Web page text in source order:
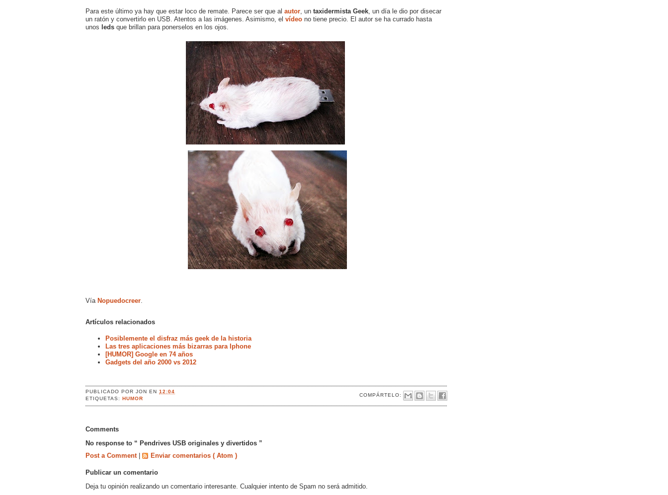
Para este último ya hay que estar loco de remate. Parece ser que al autor , un taxidermista Geek , un día le dio por disecar
un ratón y convertirlo en USB. Atentos a las imágenes. Asimismo, el vídeo no tiene precio. El autor se ha currado hasta
unos leds que brillan para ponerselos en los ojos.
Vía Nopuedocreer
Artículos relacionados
Posiblemente el disfraz más geek de la historia
Las tres aplicaciones más bizarras para Iphone
[HUMOR] Google en 74 años
Gadgets del año 2000 vs 2012
PUBLICADO PORJONEN12:04
COMPÁRTELO:
ETIQUETAS:HUMOR
Comments
No response to “ Pendrives USB originales y divertidos ”
Post a Comment
Enviar comentarios ( Atom )
Publicar un comentario
Deja tu opinión realizando un comentario interesante. Cualquier intento de Spam no será admitido.